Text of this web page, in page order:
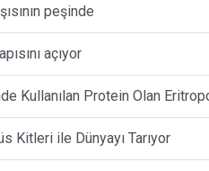
peşinde
açıyor
Kullanılan Protein Olan
Kitleri ile Dünyayı Tarıyor